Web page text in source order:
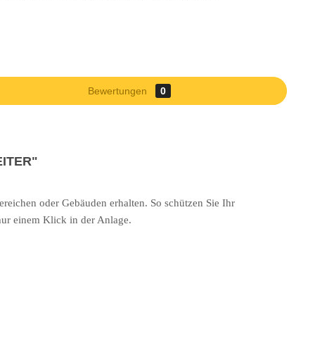
Bewertungen 0
oder Gebäuden erhalten. So schützen Sie Ihr
einem Klick in der Anlage.